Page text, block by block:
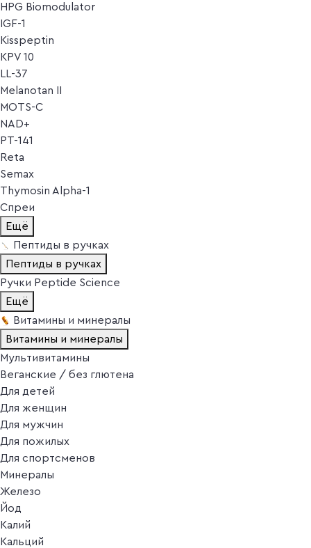
HPG Biomodulator
IGF-1
Kisspeptin
KPV 10
LL-37
Melanotan II
MOTS-C
NAD+
PT-141
Reta
Semax
Thymosin Alpha-1
Спреи
Ещё
Пептиды в ручках
Пептиды в ручках
Ручки Peptide Science
Ещё
Витамины и минералы
Витамины и минералы
Мультивитамины
Веганские / без глютена
Для детей
Для женщин
Для мужчин
Для пожилых
Для спортсменов
Минералы
Железо
Йод
Калий
Кальций